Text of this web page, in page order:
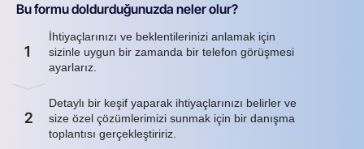
Bu formu doldurduğunuzda neler olur?
1
İhtiyaçlarınızı ve beklentilerinizi anlamak için
sizinle uygun bir zamanda bir telefon görüşmesi
ayarlarız.
2
Detaylı bir keşif yaparak ihtiyaçlarınızı belirler ve
size özel çözümlerimizi sunmak için bir danışma
toplantısı gerçekleştiririz.